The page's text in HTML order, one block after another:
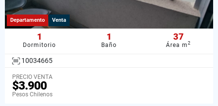
Departamento Venta
1
Dormitorio
1
Baño
37
Área m2
10034665
PRECIO VENTA
$3.900
Pesos Chilenos